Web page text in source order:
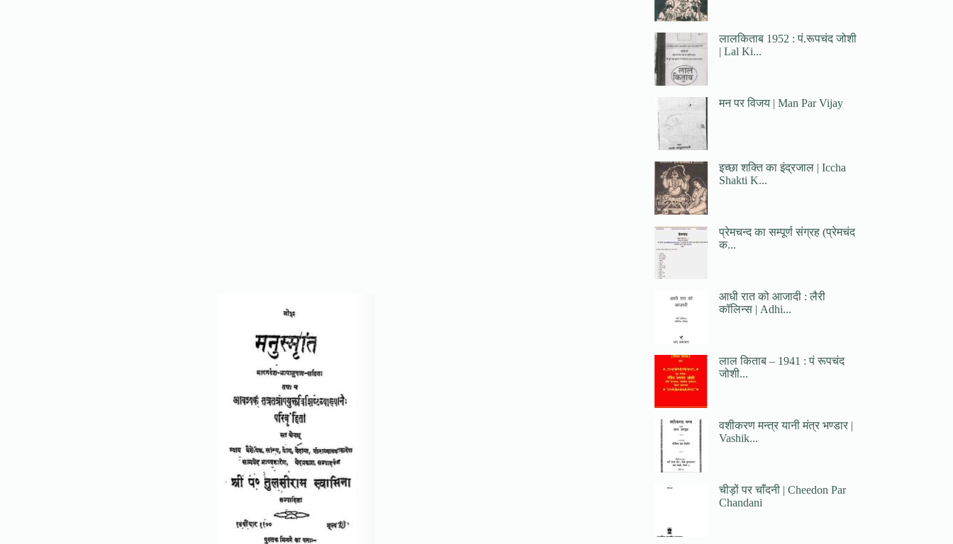
लालकिताब 1952 : पं.रूपचंद जोशी
| Lal Ki...
मन पर विजय | Man Par Vijay
इच्छा शक्ति का इंद्रजाल | Iccha
Shakti K...
प्रेमचन्द का सम्पूर्ण संग्रह (प्रेमचंद
क...
आधी रात को आजादी : लैरी
कॉलिन्स | Adhi...
लाल किताब – 1941 : पं रूपचंद
जोशी...
वशीकरण मन्त्र यानी मंत्र भण्डार |
Vashik...
चीड़ों पर चाँदनी | Cheedon Par
Chandani